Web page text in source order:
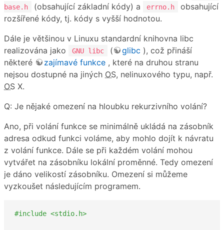
base.h
(obsahující základní kódy) a errno.h
obsahující
rozšířené kódy, tj. kódy s vyšší hodnotou.
Dále je většinou v Linuxu standardní knihovna libc
realizována jako
GNU libc ( glibc ), což přináší
některé
zajímavé funkce , které na druhou stranu
nejsou dostupné na jiných OS, nelinuxového typu, např.
OS X.
Q: Je nějaké omezení na hloubku rekurzivního volání?
Ano, při volání funkce se minimálně ukládá na zásobník
adresa odkud funkci voláme, aby mohlo dojít k návratu
z volání funkce. Dále se při každém volání mohou
vytvářet na zásobníku lokální proměnné. Tedy omezení
je dáno velikostí zásobníku. Omezení si můžeme
vyzkoušet následujícím programem.
#include <stdio.h>